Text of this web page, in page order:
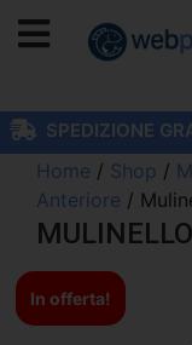
SPEDIZIONE
Home / Shop /
Anteriore /
In offerta!